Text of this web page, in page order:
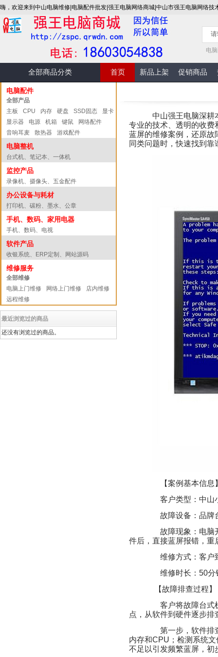
嗨，欢迎来到中山电脑维修|电脑配件批发|强王电脑网络商城|中山市强王电脑网络技
电
全部商品分类 首页 新品上架 促销商品
电脑配件
全部产品
主板
CPU 内存 硬盘 SSD固态
显卡
显示器
电源 机箱 键鼠
网络配件
音响耳麦
散热器 游戏配件
电脑整机
台式机、笔记本、一体机
监控产品
录像机、摄像头、五金配件
办公设备与耗材
打印机、碳粉、墨水、公章
手机、数码、家用电器
手机、数码、电视
软件产品
收银系统、ERP定制、网站源码
维修服务
全部维修
电脑上门维修
网络上门维修
店内维修
远程维修
最近浏览过的商品
还没有浏览过的商品。
中山强王电脑深耕
专业的技术、透明的收费
蓝屏的维修案例，还原故
同类问题时，快速找到
【案例基本信息
客户类型：中山
故障设备：品牌
故障现象：电脑
件后，直接蓝屏报错，重
维修方式：客户
维修时长：50分
【故障排查过程】
客户将故障台式
点，从软件到硬件逐步
第一步，软件排
内存和CPU；检测系统
不足以引发频繁蓝屏，初